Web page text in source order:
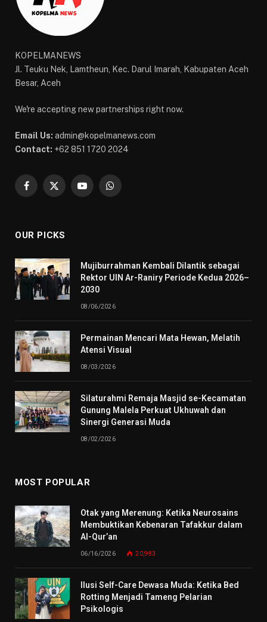
KOPELMANEWS
Jl. Teuku Nek, Lamtheun, Kec. Darul Imarah, Kabupaten Aceh
Besar, Aceh
We're accepting new partnerships right now.
Email Us: admin@kopelmanews.com
Contact: +62 851 1720 2024
Facebook
X
YouTubeWhatsApp
OUR PICKS
Mujiburrahman Kembali Dilantik sebagai
Rektor UIN Ar-Raniry Periode Kedua 2026–
2030
08/06/2026
Permainan Mencari Mata Hewan, Melatih
Atensi Visual
08/03/2026
Silaturahmi Remaja Masjid se-Kecamatan
Gunung Malela Perkuat Ukhuwah dan
Sinergi Generasi Muda
08/02/2026
MOST POPULAR
Otak yang Merenung: Ketika Neurosains
Membuktikan Kebenaran Tafakkur dalam
Al-Qur’an
06/16/2026 20,983
Ilusi Self-Care Dewasa Muda: Ketika Bed
Rotting Menjadi Tameng Pelarian
Psikologis